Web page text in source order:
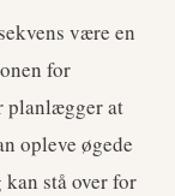
være en
for
planlægger at
opleve øgede
stå over for